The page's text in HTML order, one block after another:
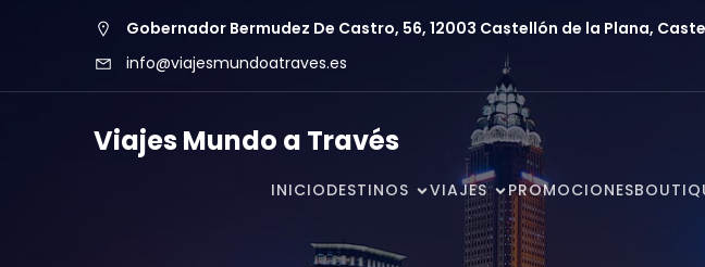
Gobernador Bermudez De Castro, 56, 12003 Castellón de la Plana,
info@viajesmundoatraves.es
Viajes Mundo a Través
INICIODESTINOS VIAJES PROMOCIONES